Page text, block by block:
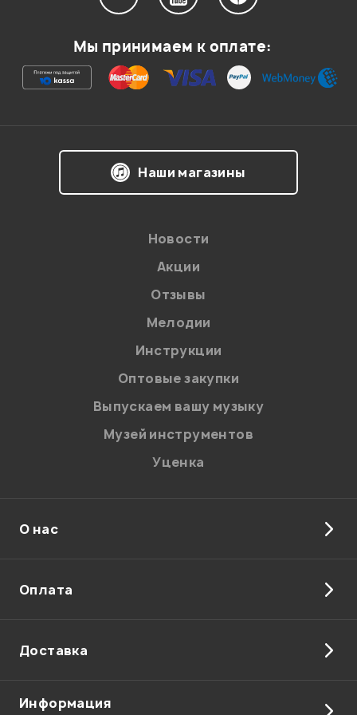
Ваша оценка:
на обработку персональных данных в
Политикой в отношении обработки
персональных данных.
Введите проверочное число:
Отправить
Мы принимаем к оплате:
Наши магазины
Новости
Акции
Отзывы
Мелодии
Инструкции
Оптовые закупки
Выпускаем вашу музыку
Музей инструментов
Уценка
О нас
Оплата
Доставка
Информация